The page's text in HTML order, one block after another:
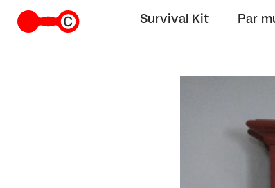
Survival Kit Par